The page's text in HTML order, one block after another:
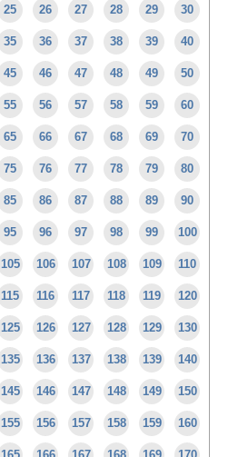
25 26 27 28 29 30
35 36 37 38 39 40
45 46 47 48 49 50
55 56 57 58 59 60
65 66 67 68 69 70
75 76 77 78 79 80
85 86 87 88 89 90
95 96 97 98 99 100
105 106 107 108 109 110
115 116 117 118 119 120
125 126 127 128 129 130
135 136 137 138 139 140
145 146 147 148 149 150
155 156 157 158 159 160